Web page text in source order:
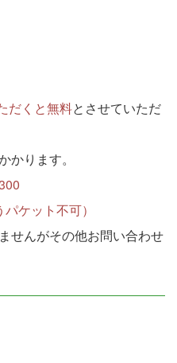
だくと無料とさせていただ
かります。
ケット不可）
せんがその他お問い合わせ